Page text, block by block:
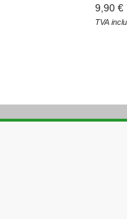
9,90 €
TVA